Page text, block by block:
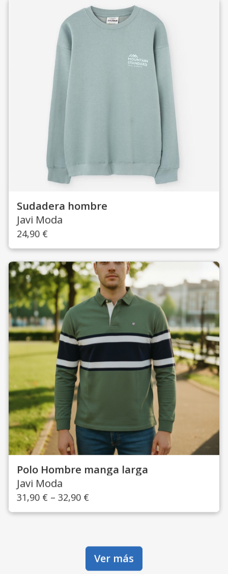
Sudadera hombre
Javi Moda
24,90 €
Polo Hombre manga larga
Javi Moda
31,90 € – 32,90 €
Ver más